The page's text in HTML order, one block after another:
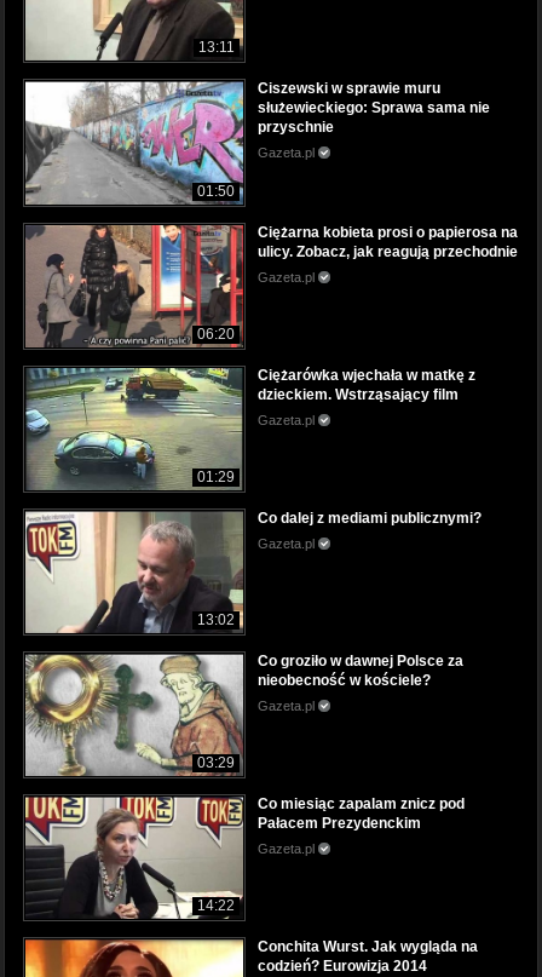
13:11
01:50
Ciszewski w sprawie muru
służewieckiego: Sprawa sama nie
przyschnie
Gazeta.pl
06:20
Ciężarna kobieta prosi o papierosa na
ulicy. Zobacz, jak reagują przechodnie
Gazeta.pl
01:29
Ciężarówka wjechała w matkę z
dzieckiem. Wstrząsający film
Gazeta.pl
13:02
Co dalej z mediami publicznymi?
Gazeta.pl
03:29
Co groziło w dawnej Polsce za
nieobecność w kościele?
Gazeta.pl
14:22
Co miesiąc zapalam znicz pod
Pałacem Prezydenckim
Gazeta.pl
Conchita Wurst. Jak wygląda na
codzień? Eurowizja 2014